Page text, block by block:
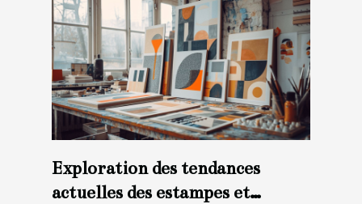
Exploration des tendances
actuelles des estampes et